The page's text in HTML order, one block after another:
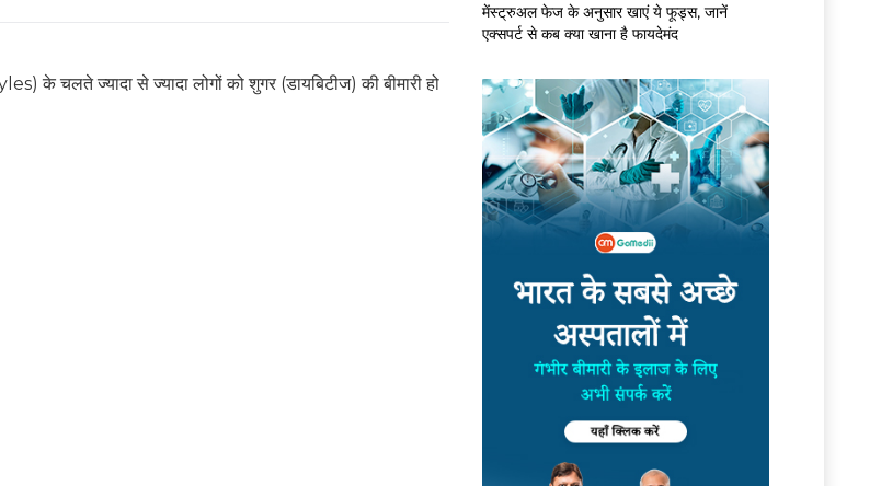
चलते ज्यादा से ज्यादा लोगों को शुगर (डायबिटीज) की बीमारी हो
मेंस्ट्रुअल फेज के अनुसार खाएं ये फूड्स, जानें
एक्सपर्ट से कब क्या खाना है फायदेमंद